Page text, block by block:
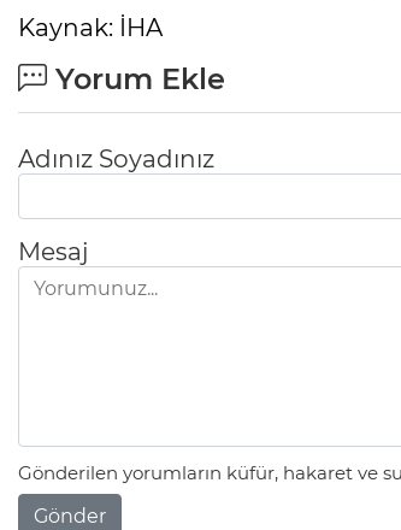
Kaynak: İHA
Yorum Ekle
Adınız Soyadınız
Mesaj
Gönderilen yorumların küfür, hakaret ve
Gönder